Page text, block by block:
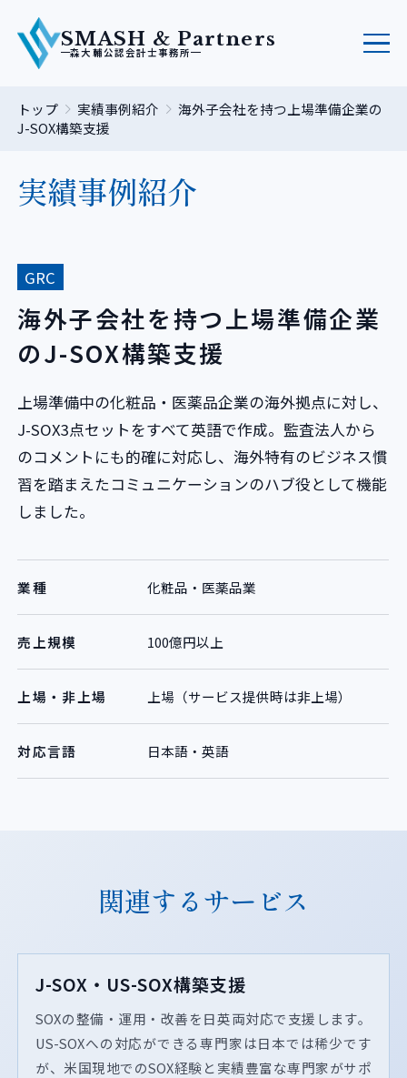
SMASH & Partners
森大輔公認会計士事務所
トップ 実績事例紹介
海外子会社を持つ上場準備企業の
J-SOX構築支援
実績事例紹介
GRC
海外子会社を持つ上場準備企業
のJ-SOX構築支援
上場準備中の化粧品・医薬品企業の海外拠点に対し、
J-SOX3点セットをすべて英語で作成。監査法人から
のコメントにも的確に対応し、海外特有のビジネス慣
習を踏まえたコミュニケーションのハブ役として機能
しました。
業種 化粧品・医薬品業
売上規模 100億円以上
上場・非上場 上場（サービス提供時は非上場）
対応言語 日本語・英語
関連するサービス
J-SOX・US-SOX構築支援
SOXの整備・運用・改善を日英両対応で支援します。
US-SOXへの対応ができる専門家は日本では稀少です
が、米国現地でのSOX経験と実績豊富な専門家がサポ